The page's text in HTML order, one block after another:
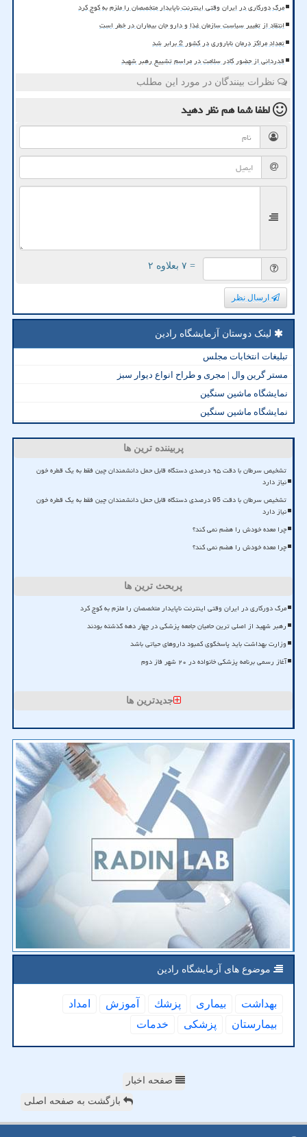
مرگ دورکاری در ایران وقتی اینترنت ناپایدار متخصصان را ملزم به کوچ کرد
انتقاد از تغییر سیاست سازمان غذا و دارو جان بیماران در خطر است
تعداد مراکز درمان ناباروری در کشور 2 برابر شد
قدردانی از حضور کادر سلامت در مراسم تشییع رهبر شهید
نظرات بینندگان در مورد این مطلب
لطفا شما همنظر دهید
= ۷ بعلاوه ۲
ارسال نظر
لینک دوستان آزمایشگاه رادین
تبلیغات انتخابات مجلس
مستر گرین وال | مجری و طراح انواع دیوار سبز
نمایشگاه ماشین سنگین
نمایشگاه ماشین سنگین
پربیننده ترین ها
تشخیص سرطان با دقت ۹۵ درصدی دستگاه قابل حمل دانشمندان چین فقط به یک قطره خون
نیاز دارد
تشخیص سرطان با دقت 95 درصدی دستگاه قابل حمل دانشمندان چین فقط به یک قطره خون
نیاز دارد
چرا معده خودش را هضم نمی کند؟
چرا معده خودش را هضم نمی کند؟
پربحث ترین ها
مرگ دورکاری در ایران وقتی اینترنت ناپایدار متخصصان را ملزم به کوچ کرد
رهبر شهید از اصلی ترین حامیان جامعه پزشکی در چهار دهه گذشته بودند
وزارت بهداشت باید پاسخگوی کمبود داروهای حیاتی باشد
آغاز رسمی برنامه پزشکی خانواده در ۲۰ شهر فاز دوم
جدیدترین ها
موضوع های آزمایشگاه رادین
بهداشت بیماری پزشك آموزش
امداد
بیمارستان
پزشكی خدمات
صفحه اخبار
بازگشت به صفحه اصلی